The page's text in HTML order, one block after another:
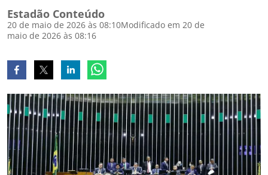
Estadão Conteúdo
20 de maio de 2026 às 08:10Modificado em 20 de
maio de 2026 às 08:16